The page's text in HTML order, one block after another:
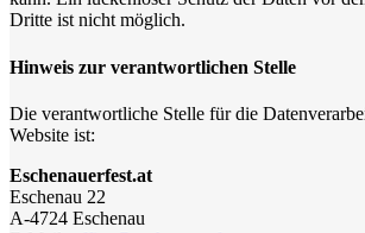
Dritte ist nicht möglich.
Hinweis zur verantwortlichen Stelle
Die verantwortliche Stelle für die
Website ist:
Eschenauerfest.at
Eschenau 22
A-4724 Eschenau